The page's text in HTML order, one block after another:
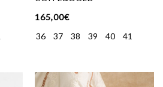
165,00€
36
37 38 39 40 41